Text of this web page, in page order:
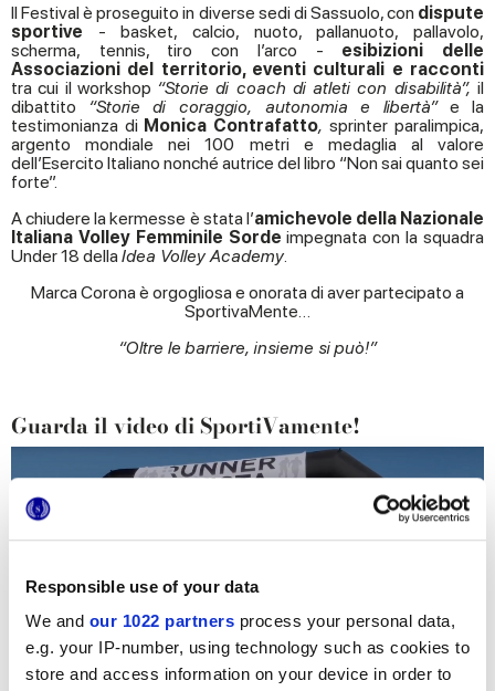
Responsible use of your data
We and our 1022 partners process your personal data,
e.g. your IP-number, using technology such as cookies to
store and access information on your device in order to
Il Festival è proseguito in diverse sedi di Sassuolo, con dispute
sportive - basket, calcio, nuoto, pallanuoto, pallavolo,
scherma,
tennis, tiro con l’arco - esibizioni delle
Associazioni del territorio, eventi culturali e racconti
tra cui il workshop “Storie di coach di atleti con disabilità”,il
dibattito
“Storie di coraggio, autonomia e libertà”e la
testimonianza diMonica Contrafatto,sprinter paralimpica,
argento mondiale nei 100 metri e medaglia al valore
dell’Esercito Italiano nonché autrice del libro “Non sai quanto sei
forte”.
A chiudere la kermesse è stata l’amichevole della Nazionale
Italiana Volley Femminile Sordeimpegnata con la squadra
Under 18 della Idea Volley Academy.
Marca Corona è orgogliosa e onorata di aver partecipato a
SportivaMente…
“Oltre le barriere, insieme si può!”
Guarda il video di SportiVamente!